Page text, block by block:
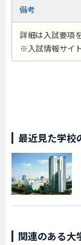
備考
詳細は入試要項
※入試情報サイ
最近見た学校
関連のある大